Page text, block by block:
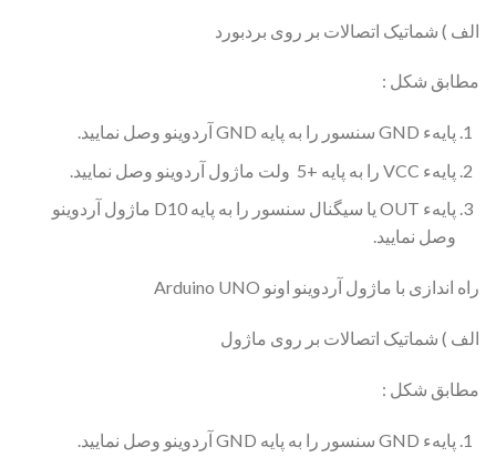
الف ) شماتیک اتصالات بر روی بردبورد
مطابق شکل :
پایهء GND سنسور را به پایه GND آردوینو وصل نمایید.
پایهء VCC را به پایه +5 ولت ماژول آردوینو وصل نمایید.
پایهء OUT یا سیگنال سنسور را به پایه D10 ماژول آردوینو
وصل نمایید.
راه اندازی با ماژول آردوینو اونو Arduino UNO
الف ) شماتیک اتصالات بر روی ماژول
مطابق شکل :
پایهء GND سنسور را به پایه GND آردوینو وصل نمایید.